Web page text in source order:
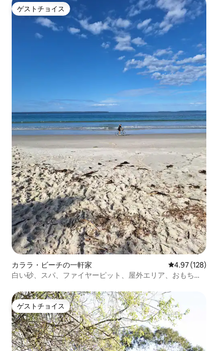
ゲストチョイス
ゲストチョイス
カララ・ビーチの一軒家 レビュー128
4.97 (128)
白い砂、スパ、ファイヤーピット、屋外エリア、おもちゃ
ゲストチョイス
ゲストチョイス